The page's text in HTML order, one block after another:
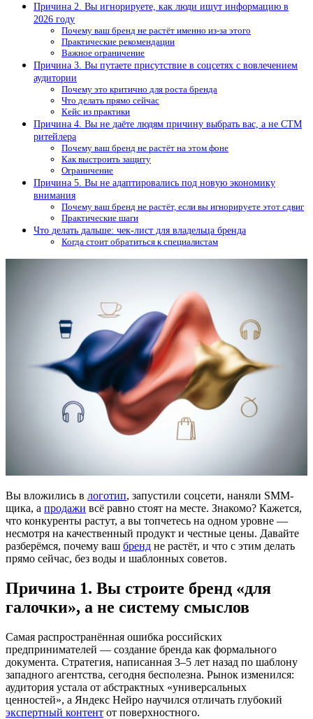
Причина 2. Вы игнорируете, как люди ищут информацию в
2026 году
Почему ваш бренд не растёт именно из-за этого
Практические рекомендации
Важное ограничение
Причина 3. Вы путаете присутствие в соцсетях с вовлечением
аудитории
Почему это критично для роста бренда
Что делать прямо сейчас
Кейс из практики
Причина 4. Вы не даёте людям причину выбрать вас, а не СТМ
ритейлера
Почему ваш бренд не растёт на этом фоне
Как выстроить защиту
Ограничение
Причина 5. Вы не адаптировались под новую экономику
внимания
Почему ваш бренд не растёт, если вы игнорируете этот сдвиг
Практические шаги
Что делать дальше: чек-лист для владельца бренда
Когда стоит обратиться к специалистам
Вы вложились в логотип, запустили соцсети, наняли SMM-
щика, а продажи всё равно стоят на месте. Знакомо? Кажется,
что конкуренты растут, а вы топчетесь на одном уровне —
несмотря на качественный продукт и честные цены. Давайте
разберёмся, почему ваш бренд не растёт, и что с этим делать
прямо сейчас, без воды и шаблонных советов.
Причина 1. Вы строите бренд «для
галочки», а не систему смыслов
Самая распространённая ошибка российских
предпринимателей — создание бренда как формального
документа. Стратегия, написанная 3–5 лет назад по шаблону
западного агентства, сегодня бесполезна. Рынок изменился:
аудитория устала от абстрактных «универсальных
ценностей», а Яндекс Нейро научился отличать глубокий
экспертный контент от поверхностного.